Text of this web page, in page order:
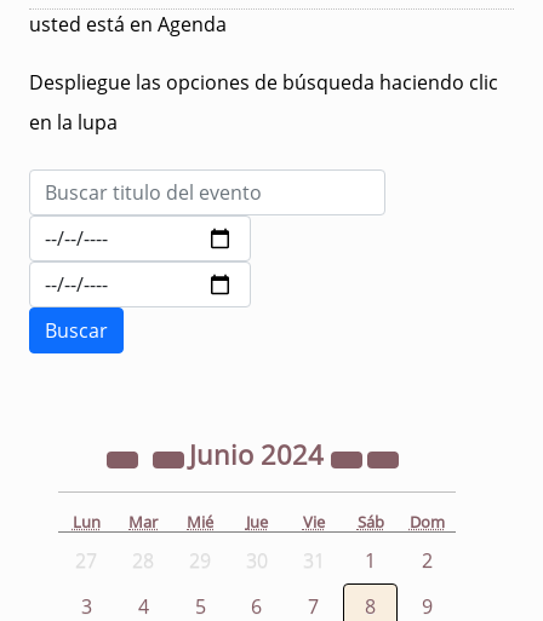
usted está en Agenda
Despliegue las opciones de búsqueda haciendo clic
en la lupa
Junio 2024
Lun Mar Mié Jue Vie Sáb Dom
27 28 29 30 31 1
2
3
4 5 6 7 8
9